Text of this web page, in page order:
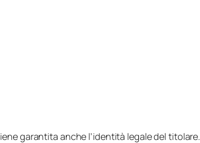
garantita anche l’identità legale del titolare.